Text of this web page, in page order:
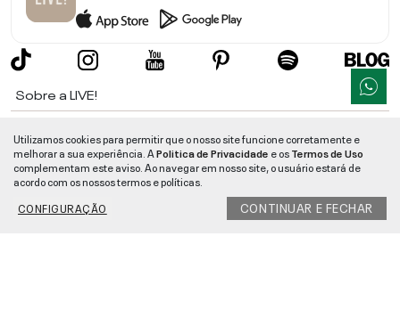
Sobre a LIVE!
Informações
Utilizamos cookies para permitir que o nosso site funcione corretamente e
melhorar a sua experiência. APolitica de Privacidade e osTermos de Uso
complementam este aviso. Ao navegar em nosso site, o usuário estará de
acordo com os nossos termos e políticas.
CONFIGURAÇÃO
CONTINUAR E FECHAR